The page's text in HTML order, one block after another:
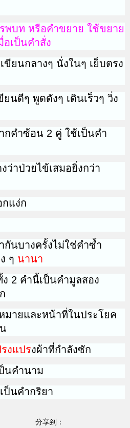
พบท หรือคำขยาย ใช้ขยาย
อเป็นคำสั่ง
ขียนกลางๆ นั่งในๆ เย็บตรง
ยนดีๆ พูดดังๆ เดินเร็วๆ วิ่ง
กคำซ้อน 2 คู่ ใช้เป็นคำ
ว่าป่วยไข้เสมอยิ่งกว่า
กแง่ก
กันบางครั้งไม่ใช่คำซ้ำ
ๆ นานา
ง 2 คำนี้เป็นคำมูลสอง
มายและหน้าที่ในประโยค
งแปรงผ้าที่กำลังซัก
นคำนาม
ป็นคำกริยา
分享到：